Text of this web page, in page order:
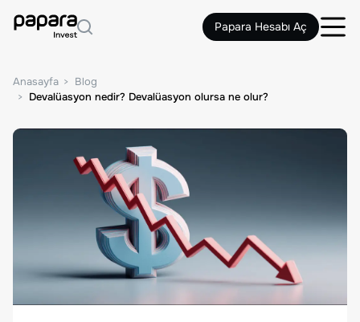
Papara Hesabı Aç
Anasayfa
Blog
Devalüasyon nedir? Devalüasyon olursa ne olur?